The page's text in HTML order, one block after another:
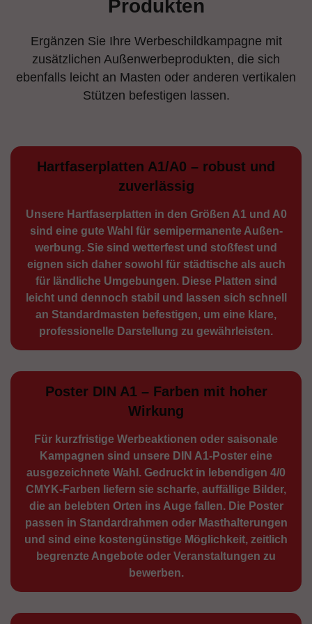
Produkten
Ergänzen Sie Ihre Werbeschildkampagne mit
zusätzlichen Außenwerbeprodukten, die sich
ebenfalls leicht an Masten oder anderen vertikalen
Stützen befestigen lassen.
Hartfaserplatten A1/A0 – robust und
zuverlässig
Unsere Hartfaserplatten in den Größen A1 und A0
sind eine gute Wahl für semiperma­nente Außen­
werbung. Sie sind wetterfest und stoßfest und
eignen sich daher sowohl für städtische als auch
für ländliche Umge­bungen. Diese Platten sind
leicht und dennoch stabil und lassen sich schnell
an Standard­masten befestigen, um eine klare,
professionelle Darstellung zu gewährleisten.
Poster DIN A1 – Farben mit hoher
Wirkung
Für kurzfristige Werbe­aktionen oder saisonale
Kampagnen sind unsere DIN A1-Poster eine
ausge­zeichnete Wahl. Gedruckt in lebendigen 4/0
CMYK-Farben liefern sie scharfe, auffällige Bilder,
die an belebten Orten ins Auge fallen. Die Poster
passen in Standardrahmen oder Masthalterungen
und sind eine kostengünstige Möglichkeit, zeitlich
begrenzte Angebote oder Veranstaltungen zu
bewerben.